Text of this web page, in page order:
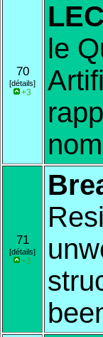
70
[détails]
+3
le
71
[détails]
+3